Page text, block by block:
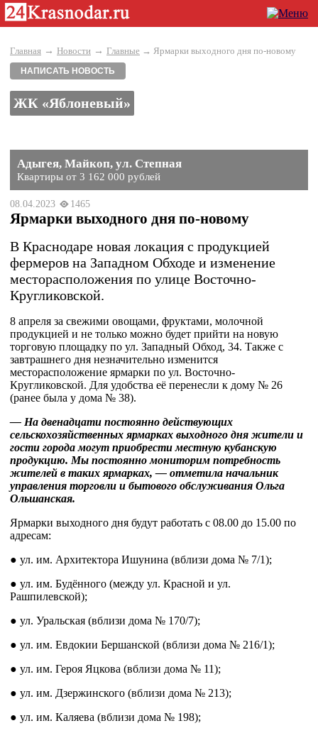
Главная → Новости → Главные → Ярмарки выходного дня по-новому
НАПИСАТЬ НОВОСТЬ
ЖК «Яблоневый»
Адыгея, Майкоп, ул. Степная
Квартиры от 3 162 000 рублей
08.04.2023 1465
Ярмарки выходного дня по-новому
В Краснодаре новая локация с продукцией
фермеров на Западном Обходе и изменение
месторасположения по улице Восточно-
Кругликовской.
8 апреля за свежими овощами, фруктами, молочной
продукцией и не только можно будет прийти на новую
торговую площадку по ул. Западный Обход, 34. Также с
завтрашнего дня незначительно изменится
месторасположение ярмарки по ул. Восточно-
Кругликовской. Для удобства её перенесли к дому № 26
(ранее была у дома № 38).
— На двенадцати постоянно действующих
сельскохозяйственных ярмарках выходного дня жители и
гости города могут приобрести местную кубанскую
продукцию. Мы постоянно мониторим потребность
жителей в таких ярмарках, — отметила начальник
управления торговли и бытового обслуживания Ольга
Ольшанская.
Ярмарки выходного дня будут работать с 08.00 до 15.00 по
адресам:
● ул. им. Архитектора Ишунина (вблизи дома № 7/1);
● ул. им. Будённого (между ул. Красной и ул.
Рашпилевской);
● ул. Уральская (вблизи дома № 170/7);
● ул. им. Евдокии Бершанской (вблизи дома № 216/1);
● ул. им. Героя Яцкова (вблизи дома № 11);
● ул. им. Дзержинского (вблизи дома № 213);
● ул. им. Каляева (вблизи дома № 198);